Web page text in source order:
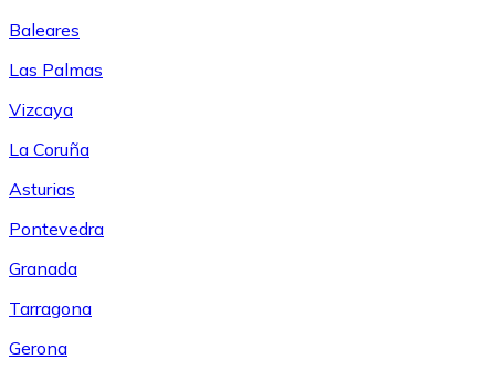
Baleares
Las Palmas
Vizcaya
La Coruña
Asturias
Pontevedra
Granada
Tarragona
Gerona